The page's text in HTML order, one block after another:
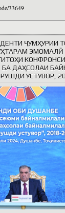
33649
ҶУМҲУРИИ
ЭМОМАЛӢ
ДАҲСОЛАИ
УСТУВОР,